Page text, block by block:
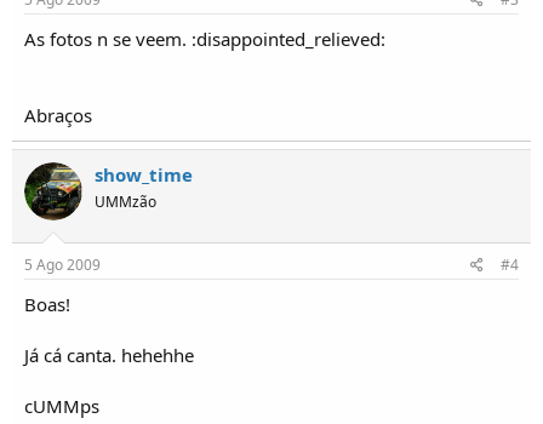
As fotos n se veem. :disappointed_relieved:
Abraços
show_time
UMMzão
5 Ago 2009 #4
Boas!
Já cá canta. hehehhe
cUMMps